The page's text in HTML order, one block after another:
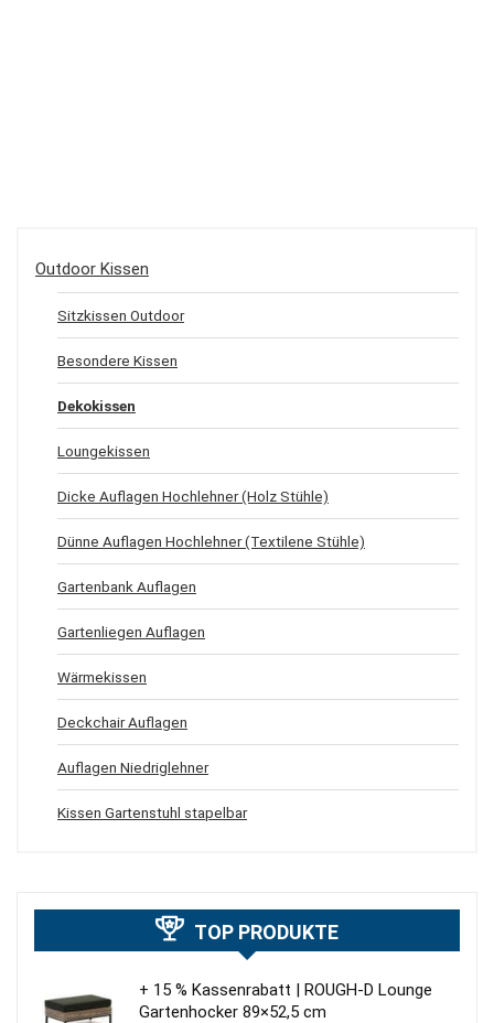
Outdoor Kissen
Sitzkissen Outdoor
Besondere Kissen
Dekokissen
Loungekissen
Dicke Auflagen Hochlehner (Holz Stühle)
Dünne Auflagen Hochlehner (Textilene Stühle)
Gartenbank Auflagen
Gartenliegen Auflagen
Wärmekissen
Deckchair Auflagen
Auflagen Niedriglehner
Kissen Gartenstuhl stapelbar
TOP PRODUKTE
+ 15 % Kassenrabatt | ROUGH-D Lounge
Gartenhocker 89×52,5 cm